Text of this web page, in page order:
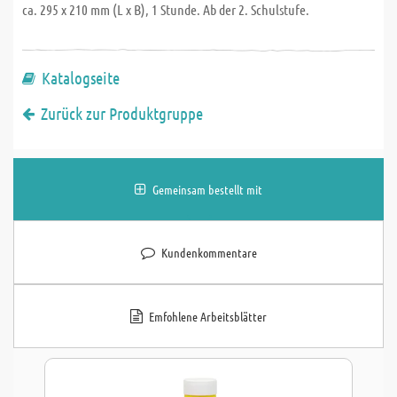
ca. 295 x 210 mm (L x B), 1 Stunde. Ab der 2. Schulstufe.
Katalogseite
Zurück zur Produktgruppe
Gemeinsam bestellt mit
Kundenkommentare
Emfohlene Arbeitsblätter